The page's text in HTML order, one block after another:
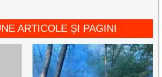
ARTICOLE ȘI PAGINI